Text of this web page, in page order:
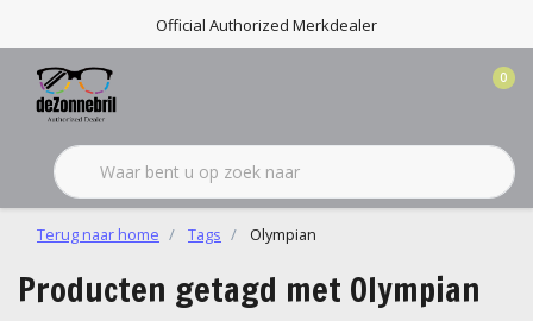
Official Authorized Merkdealer
0
Terug naar home Tags Olympian
Producten getagd met Olympian